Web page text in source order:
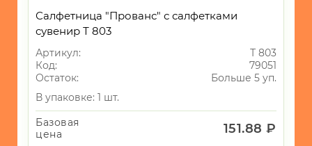
Салфетница "Прованс" с салфетками
сувенир Т 803
Артикул:
Т 803
Код:
79051
Остаток:
Больше 5 уп.
В упаковке: 1 шт.
Базовая
цена
151.88 ₽